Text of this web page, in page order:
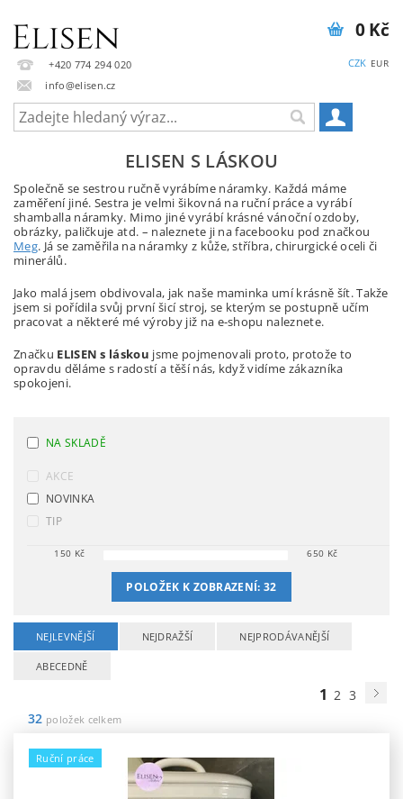
+420 774 294 020
info@elisen.cz
CZK EUR
0 Kč
ELISEN S LÁSKOU
Společně se sestrou ručně vyrábíme náramky. Každá máme
zaměření jiné. Sestra je velmi šikovná na ruční práce a vyrábí
shamballa náramky. Mimo jiné vyrábí krásné vánoční ozdoby,
obrázky, paličkuje atd. – naleznete ji na facebooku pod značkou
Meg. Já se zaměřila na náramky z kůže, stříbra, chirurgické oceli či
minerálů.
Jako malá jsem obdivovala, jak naše maminka umí krásně šít. Takže
jsem si pořídila svůj první šicí stroj, se kterým se postupně učím
pracovat a některé mé výroby již na e-shopu naleznete.
Značku ELISEN s láskou jsme pojmenovali proto, protože to
opravdu děláme s radostí a těší nás, když vidíme zákazníka
spokojeni.
NA SKLADĚ
AKCE
NOVINKA
TIP
150 Kč 650 Kč
POLOŽEK K ZOBRAZENÍ:32
NEJLEVNĚJŠÍ NEJDRAŽŠÍ NEJPRODÁVANĚJŠÍ
ABECEDNĚ
1 2 3
32 položek celkem
Ruční práce